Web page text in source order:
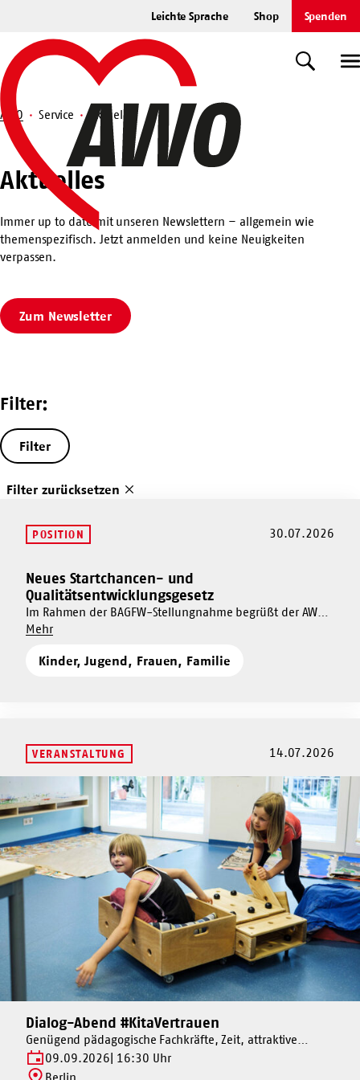
springen
Leichte Sprache Shop Spenden
Startseite
Suche
Suche
AWO Service Aktuelles
Aktuelles
Aktuelles
Immer up to date mit unseren Newslettern – allgemein wie
themenspezifisch. Jetzt anmelden und keine Neuigkeiten
verpassen.
Zum Newsletter
Filter:
Filter
Filter zurücksetzen
POSITION 30.07.2026
Neues Startchancen- und
Qualitätsentwicklungsgesetz
Im Rahmen der BAGFW-Stellungnahme begrüßt der AWO
Bundesverband das geplante Startchancen- und
Weiterentwicklung der Qualität in der
Mehr
dazu
Neues
Startchancen-
Qualitätsentwicklungsgesetz
MehrUm
Startchancen-
Kinder, Jugend, Frauen, Familie
VERANSTALTUNG 14.07.2026
dazu
Dialog-
Abend
#KitaVertrauen
Dialog-Abend #KitaVertrauen
Genügend pädagogische Fachkräfte, Zeit, attraktive
Arbeitsbedingungen, Entwicklungsperspektiven – was
braucht es für ein stabiles Vertrauen von Familien und
09.09.2026 16:30 Uhr
Berlin
Mehr
dazu
Dialog-
Abend